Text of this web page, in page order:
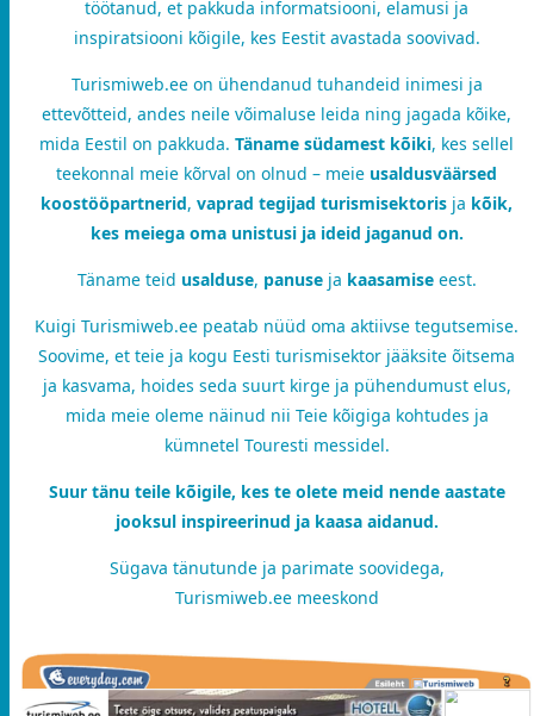
töötanud, et pakkuda informatsiooni, elamusi ja
inspiratsiooni kõigile, kes Eestit avastada soovivad.
Turismiweb.ee on ühendanud tuhandeid inimesi ja
ettevõtteid, andes neile võimaluse leida ning jagada kõike,
mida Eestil on pakkuda. Täname südamest kõiki, kes sellel
teekonnal meie kõrval on olnud – meie usaldusväärsed
koostööpartnerid, vaprad tegijad turismisektoris ja kõik,
kes meiega oma unistusi ja ideid jaganud on.
Täname teid usalduse, panuseja kaasamiseeest.
Kuigi Turismiweb.ee peatab nüüd oma aktiivse tegutsemise.
Soovime, et teie ja kogu Eesti turismisektor jääksite õitsema
ja kasvama, hoides seda suurt kirge ja pühendumust elus,
mida meie oleme näinud nii Teie kõigiga kohtudes ja
kümnetel Touresti messidel.
Suur tänu teile kõigile, kes te olete meid nende aastate
jooksul inspireerinud ja kaasa aidanud.
Sügava tänutunde ja parimate soovidega,
Turismiweb.ee meeskond